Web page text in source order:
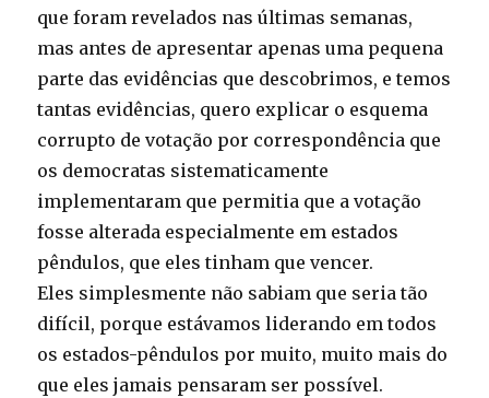
que foram revelados nas últimas semanas,
mas antes de apresentar apenas uma pequena
parte das evidências que descobrimos, e temos
tantas evidências, quero explicar o esquema
corrupto de votação por correspondência que
os democratas sistematicamente
implementaram que permitia que a votação
fosse alterada especialmente em estados
pêndulos, que eles tinham que vencer.
Eles simplesmente não sabiam que seria tão
difícil, porque estávamos liderando em todos
os estados-pêndulos por muito, muito mais do
que eles jamais pensaram ser possível.